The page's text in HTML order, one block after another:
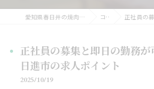
愛知県春日井の焼肉の求人なら焼肉苑 万大 コラム 正社員の募集と即日
正社員の募集と即日の勤務
日進市の求人ポイント
2025/10/19